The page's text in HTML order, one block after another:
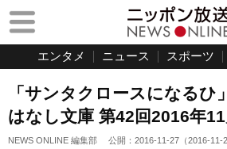
エンタメ ニュース スポーツ
「サンタクロースになるひ
はなし文庫 第42回2016年
NEWS ONLINE 編集部 公開： 2016-11-27 （2016-11-